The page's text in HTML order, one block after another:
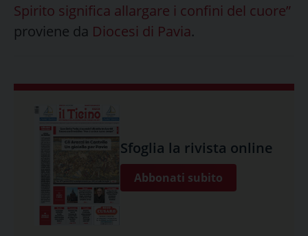
Spirito significa allargare i confini del cuore”
proviene da Diocesi di Pavia.
Sfoglia la rivista online
Abbonati subito